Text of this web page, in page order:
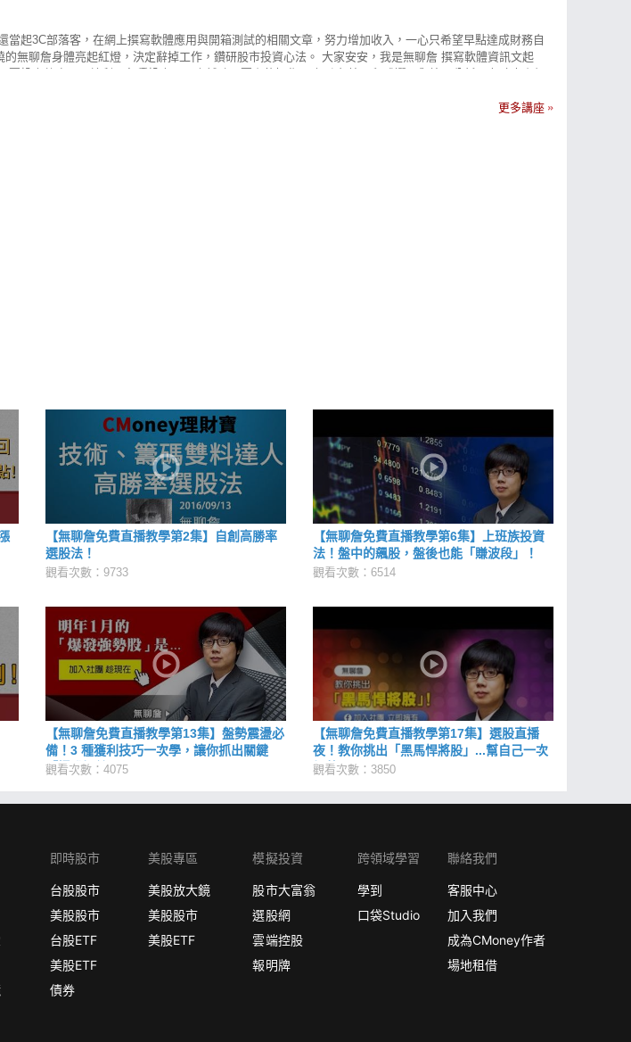
起3C部落客，在網上撰寫軟體應用與開箱測試的相關文章，努力增加收入，一心只希望早點達成財務自
無聊詹身體亮起紅燈，決定辭掉工作，鑽研股市投資心法。 大家安安，我是無聊詹 撰寫軟體資訊文起
投資整合，開始利用各種投資工具來輔助股票上的操作。 無聊詹擅長程式選股與籌碼分析，在臉書上經
碼」為理念的雙重認證，技術面源自葛蘭碧法則，運用K棒與移動平均線找出適合買進的訊號，系統篩選出
更多講座
【無聊詹免費直播教學第2集】自創高勝率
選股法！
觀看次數：9733
【無聊詹免費直播教學第6集】上班族投資
法！盤中的飆股，盤後也能「賺波段」！
觀看次數：6514
【無聊詹免費直播教學第13集】盤勢震盪必
備！3 種獲利技巧一次學，讓你抓出關鍵
「爆發短線股」
觀看次數：4075
【無聊詹免費直播教學第17集】選股直播
夜！教你挑出「黑馬悍將股」...幫自己一次
加薪 113 %
觀看次數：3850
即時股市
台股股市
美股股市
台股ETF
美股ETF
債券
美股專區
美股放大鏡
美股股市
美股ETF
模擬投資
股市大富翁
選股網
雲端控股
報明牌
跨領域學習
學到
口袋Studio
聯絡我們
客服中心
加入我們
成為CMoney作者
場地租借